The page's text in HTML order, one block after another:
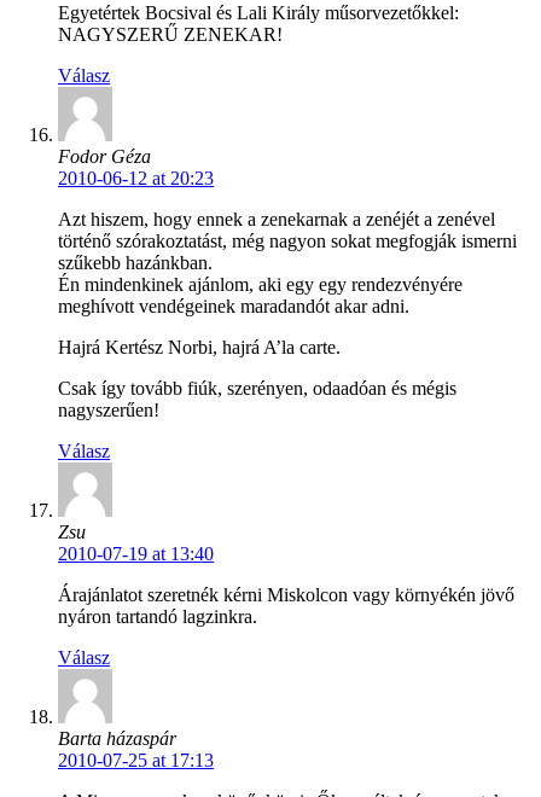
Egyetértek Bocsival és Lali Király műsorvezetőkkel:
NAGYSZERŰ ZENEKAR!
Válasz
Fodor Géza
2010-06-12 at 20:23
Azt hiszem, hogy ennek a zenekarnak a zenéjét a zenével
történő szórakoztatást, még nagyon sokat megfogják ismerni
szűkebb hazánkban.
Én mindenkinek ajánlom, aki egy egy rendezvényére
meghívott vendégeinek maradandót akar adni.
Hajrá Kertész Norbi, hajrá A’la carte.
Csak így tovább fiúk, szerényen, odaadóan és mégis
nagyszerűen!
Válasz
Zsu
2010-07-19 at 13:40
Árajánlatot szeretnék kérni Miskolcon vagy környékén jövő
nyáron tartandó lagzinkra.
Válasz
Barta házaspár
2010-07-25 at 17:13